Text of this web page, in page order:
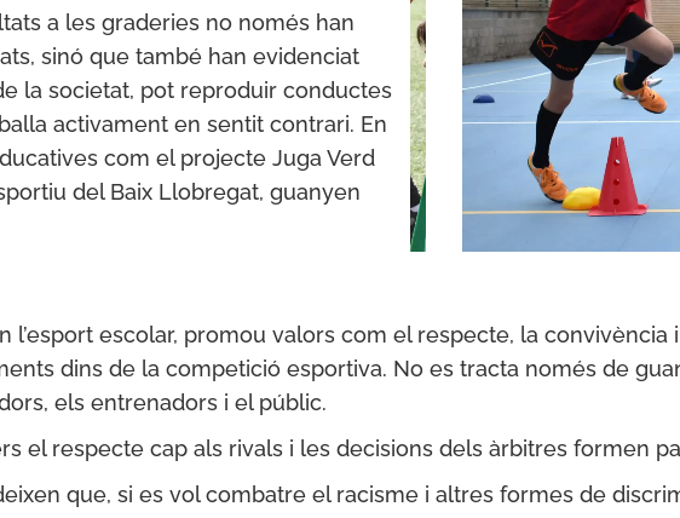
a les graderies no només han
sinó que també han evidenciat
la societat, pot reproduir conductes
activament en sentit contrari. En
com el projecte Juga Verd
del Baix Llobregat, guanyen
l’esport escolar, promou valors com el respecte, la
dins de la competició esportiva. No es tracta només de
els entrenadors i el públic.
el respecte cap als rivals i les decisions dels àrbitres formen
que, si es vol combatre el racisme i altres formes de